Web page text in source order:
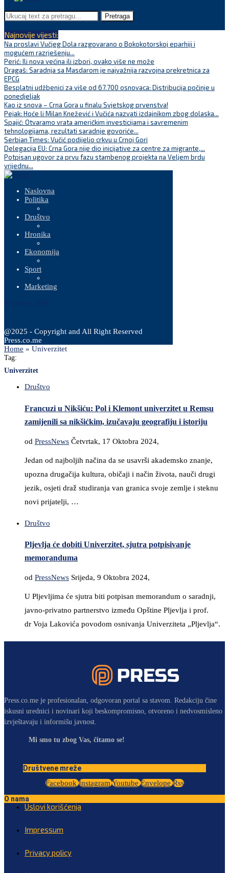
Pretraga
Najnovije vijesti:
Na proslavi Vučjeg Dola razgovarano o Bokokotorskoj eparhiji i
mogućem razrješenju...
Perić: Ili nova većina ili izbori, ovako više ne može
Dragaš: Saradnja sa Masdarom je najvažnija razvojna prekretnica za
EPCG
Besplatni udžbenici za više od 67.700 osnovaca: Distribucija počinje u
ponedjeljak
Kao iz snova – Crna Gora u finalu Svjetskog prvenstva!
Pejak: Hoće li Milan Knežević i Vučića nazvati izdajnikom zbog dolaska...
Spajić: Otvaramo vrata američkim investicijama i savremenim
tehnologijama, rezultati saradnje govoriće...
Serbian Times: Vučić podijelio crkvu u Crnoj Gori
Delegacija EU: Crna Gora nije dio inicijative za centre za migrante,...
Potpisan ugovor za prvu fazu stambenog projekta na Veljem brdu
vrijednu...
Naslovna
Politika
Društvo
Hronika
Ekonomija
Sport
Marketing
@2025 - Copyright and All Right Reserved
Press.co.me
Home » Univerzitet
Tag:
Univerzitet
Društvo
Francuzi u Nikšiću: Pol i Klemont univerzitet u Remsu
zamijenili sa nikšićkim, izučavaju geografiju i istoriju
od PressNews Četvrtak, 17 Oktobra 2024,
Jedan od najboljih načina da se usavrši akademsko znanje,
upozna drugačija kultura, običaji i način života, nauči drugi
jezik, osjeti draž studiranja van granica svoje zemlje i steknu
novi prijatelji, …
Društvo
Pljevlja će dobiti Univerzitet, sjutra potpisivanje
memoranduma
od PressNews Srijeda, 9 Oktobra 2024,
U Pljevljima će sjutra biti potpisan memorandum o saradnji,
javno-privatno partnerstvo između Opštine Pljevlja i prof.
dr Voja Lakovića povodom osnivanja Univerziteta „Pljevlja“.
Press.co.me je profesionalan, odgovoran portal sa stavom. Redakciju čine
iskusni urednici i novinari koji beskompromisno, otvoreno i nedvosmisleno
izvještavaju i informišu javnost.
Mi smo tu zbog Vas, čitamo se!
Društvene mreže
Facebook Instagram Youtube Envelope Rss
O nama
Uslovi korišćenja
Impressum
Privacy policy